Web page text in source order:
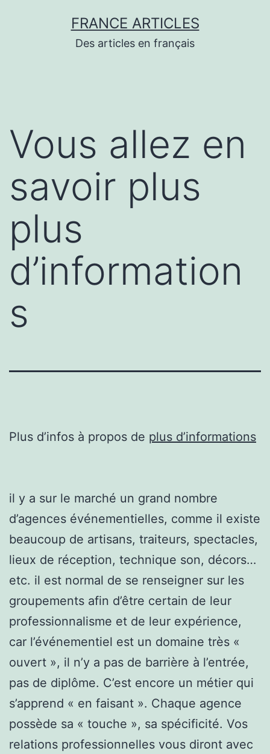
FRANCE ARTICLES
Des articles en français
Vous allez en
savoir plus
plus
d’information
s
Plus d’infos à propos de plus d’informations
il y a sur le marché un grand nombre
d’agences événementielles, comme il existe
beaucoup de artisans, traiteurs, spectacles,
lieux de réception, technique son, décors…
etc. il est normal de se renseigner sur les
groupements afin d’être certain de leur
professionnalisme et de leur expérience,
car l’événementiel est un domaine très «
ouvert », il n’y a pas de barrière à l’entrée,
pas de diplôme. C’est encore un métier qui
s’apprend « en faisant ». Chaque agence
possède sa « touche », sa spécificité. Vos
relations professionnelles vous diront avec